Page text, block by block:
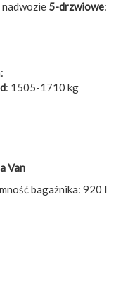
5-drzwiowe:
: 1505-1710 kg
Van
bagażnika: 920 l